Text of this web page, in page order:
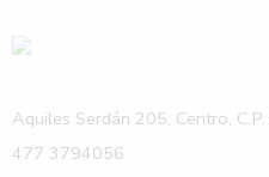
Aquiles Serdán 205, Centro,
477 3794056